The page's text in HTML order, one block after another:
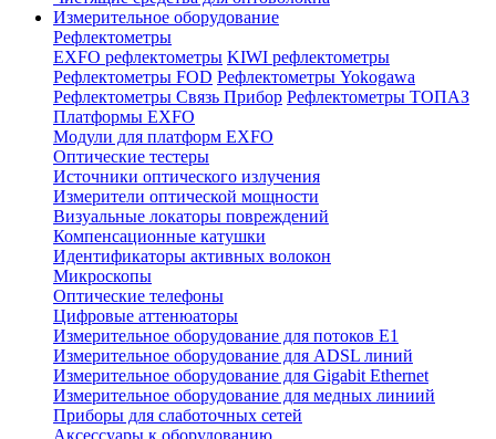
Измерительное оборудование
Рефлектометры
EXFO рефлектометры KIWI рефлектометры
Рефлектометры FOD Рефлектометры Yokogawa
Рефлектометры Связь Прибор Рефлектометры ТОПАЗ
Платформы EXFO
Модули для платформ EXFO
Оптические тестеры
Источники оптического излучения
Измерители оптической мощности
Визуальные локаторы повреждений
Компенсационные катушки
Идентификаторы активных волокон
Микроскопы
Оптические телефоны
Цифровые аттенюаторы
Измерительное оборудование для потоков Е1
Измерительное оборудование для ADSL линий
Измерительное оборудование для Gigabit Ethernet
Измерительное оборудование для медных линиий
Приборы для слаботочных сетей
Аксессуары к оборудованию